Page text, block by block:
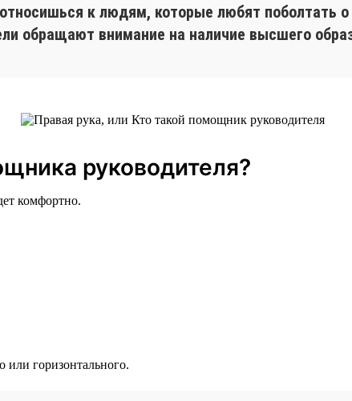
к людям, которые любят поболтать
обращают внимание на наличие высшего
руководителя?
комфортно.
или горизонтального.